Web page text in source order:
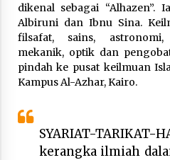
Said
untuk 179 Guru
Aceh
4 months
dikenal sebagai “Alhazen”.
Albiruni dan Ibnu Sina.
filsafat, sains,
mekanik, optik dan
pindah ke pusat keilmuan
Kampus Al-Azhar, Kairo.
SYARIAT-
kerangka ilmiah